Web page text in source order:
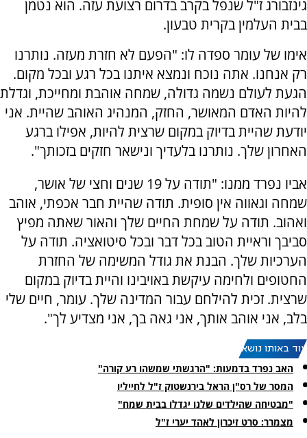
גינזבורג ז"ל שנפל בקרב בדרום רצועת עזה. הוא נטמן
בבית העלמין בקרית טבעון.
אימו של עומר ספדה לו: "הפעם לא חזרת מעזה. נותרנו
רק אנחנו. אתה נוכח ונמצא איתנו בכל רגע ובכל מקום.
הגעת לעולם נשמה גדולה, שמחה אוהבת ומחייכת, וגדלת
להיות האדם המאושר, החזק, המנהיג האוהב שהיית. אני
יודעת שהיית בדיוק במקום שרצית להיות, אפילו ברגע
האחרון שלך. נותרנו בלעדיך ונישאר חזקים בזכותך".
אביו נפרד ממנו: "תודה על 19 שנים וחצי של אושר,
שמחה וגאווה אין סופית. תודה שהיית חבר אכפתי, אוהב
ואהוב. תודה על שמחת החיים שלך והאור שאתה מפיץ
סביבך וראיית הטוב בכל דבר ובכל סיטואציה. תודה על
הערכיות שלך. הבנת את גודל המשימה של החזרת
החטופים ולחימה עיקשת באויבינו והיית בדיוק במקום
שרצית. זכית להילחם עבור המדינה שלך. עומר, חיים שלי
בלב, אני אוהב אותך, אני גאה בך, אני מצדיע לך".
עוד באותו נושא:
האב נפרד בדמעות: "הרגשתי שמשהו רע קורה"
המסר של רס"ן הראל בירנשטוק ז"ל לחייליו
"מבטיחה שהילדים שלנו יגדלו בבית שמח"
מצמרר: סרט זיכרון לאהד יערי ז"ל